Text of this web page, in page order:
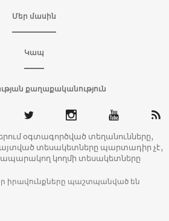
Մեր մասին
Կապ
քաղաքականություն
օգտագործված տեղանունները,
տեսակետները պարտադիր չէ,
կողմի տեսակետները
իրավունքները պաշտպանված են